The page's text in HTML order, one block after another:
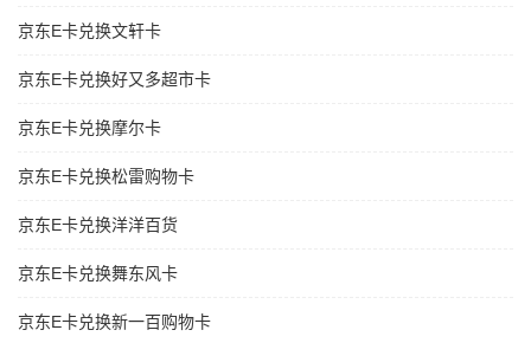
京东E卡兑换文轩卡
京东E卡兑换好又多超市卡
京东E卡兑换摩尔卡
京东E卡兑换松雷购物卡
京东E卡兑换洋洋百货
京东E卡兑换舞东风卡
京东E卡兑换新一百购物卡